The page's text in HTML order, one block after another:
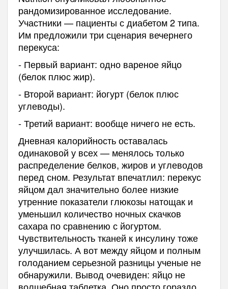
рандомизированное исследование.
Участники — пациенты с диабетом 2 типа.
Им предложили три сценария вечернего
перекуса:
- Первый вариант: одно вареное яйцо
(белок плюс жир).
- Второй вариант: йогурт (белок плюс
углеводы).
- Третий вариант: вообще ничего не есть.
Дневная калорийность оставалась
одинаковой у всех — менялось только
распределение белков, жиров и углеводов
перед сном. Результат впечатлил: перекус
яйцом дал значительно более низкие
утренние показатели глюкозы натощак и
уменьшил количество ночных скачков
сахара по сравнению с йогуртом.
Чувствительность тканей к инсулину тоже
улучшилась. А вот между яйцом и полным
голоданием серьезной разницы ученые не
обнаружили. Вывод очевиден: яйцо не
волшебная таблетка. Оно просто гораздо